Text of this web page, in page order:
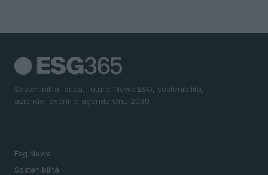
Sostenibilità, etica, futuro. News ESG, sostenibilità,
aziende, eventi e agenda Onu 2030.
Esg News
Sostenibilità